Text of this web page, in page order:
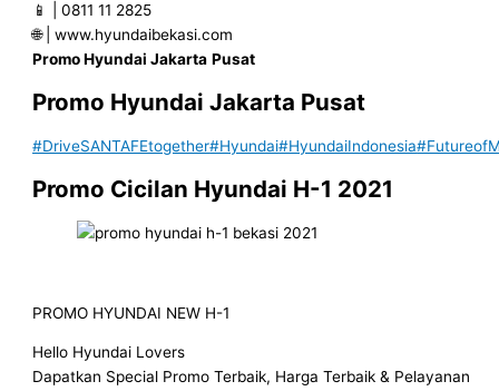
📱 | 0811 11 2825
🌐 | www.hyundaibekasi.com
Promo Hyundai Jakarta Pusat
Promo Hyundai Jakarta Pusat
#DriveSANTAFEtogether#Hyundai#HyundaiIndonesia
Promo Cicilan Hyundai H-1 2021
PROMO HYUNDAI NEW H-1
Hello Hyundai Lovers
Dapatkan Special Promo Terbaik, Harga Terbaik & Pelayanan